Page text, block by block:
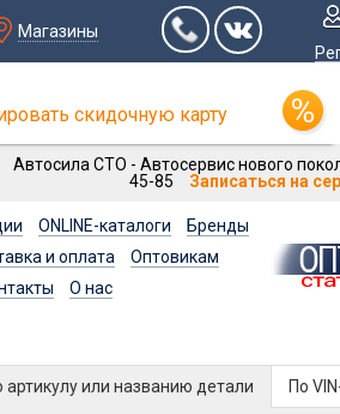
Магазины
скидочную карту
Автосила СТО - Автосервис нового
45-85
Записаться на
ONLINE-каталоги
Бренды
и оплата
Оптовикам
О нас
артикулу или названию детали По